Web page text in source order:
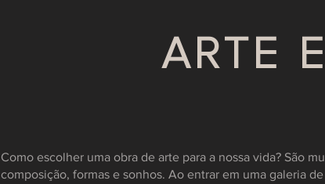
ARTE
Como escolher uma obra de arte para a nossa vida? São
composição, formas e sonhos. Ao entrar em uma galeria